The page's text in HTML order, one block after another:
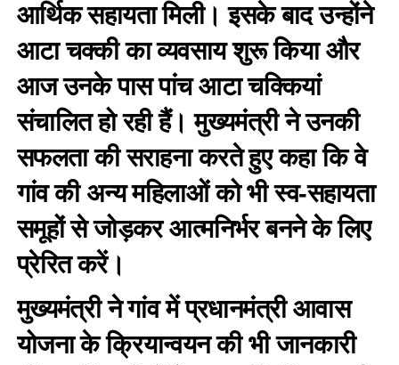
आर्थिक सहायता मिली। इसके बाद उन्होंने
आटा चक्की का व्यवसाय शुरू किया और
आज उनके पास पांच आटा चक्कियां
संचालित हो रही हैं। मुख्यमंत्री ने उनकी
सफलता की सराहना करते हुए कहा कि वे
गांव की अन्य महिलाओं को भी स्व-सहायता
समूहों से जोड़कर आत्मनिर्भर बनने के लिए
प्रेरित करें।
मुख्यमंत्री ने गांव में प्रधानमंत्री आवास
योजना के क्रियान्वयन की भी जानकारी